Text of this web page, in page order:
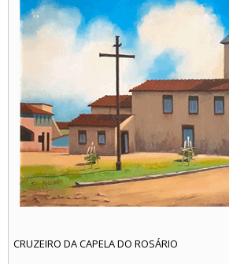
CRUZEIRO DA CAPELA DO ROSÁRIO